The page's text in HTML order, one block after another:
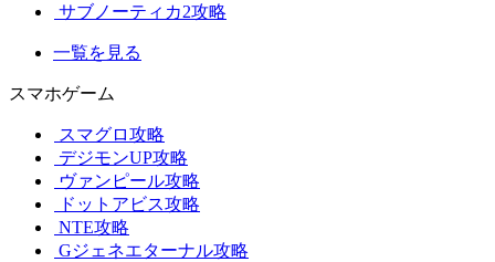
サブノーティカ2攻略
一覧を見る
スマホゲーム
スマグロ攻略
デジモンUP攻略
ヴァンピール攻略
ドットアビス攻略
NTE攻略
Gジェネエターナル攻略